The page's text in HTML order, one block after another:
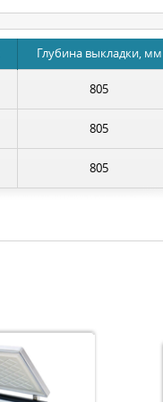
Глубина выкладки, мм
805
805
805